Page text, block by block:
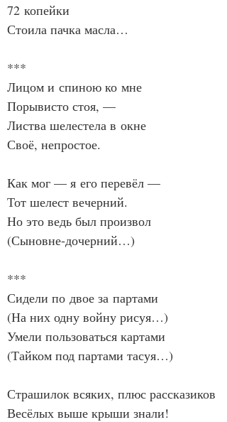
72 копейки
Стоила пачка масла…
***
Лицом и спиною ко мне
Порывисто стоя, —
Листва шелестела в окне
Своё, непростое.
Как мог — я его перевёл —
Тот шелест вечерний.
Но это ведь был произвол
(Сыновне‑дочерний…)
***
Сидели по двое за партами
(На них одну войну рисуя…)
Умели пользоваться картами
(Тайком под партами тасуя…)
Страшилок всяких, плюс рассказиков
Весёлых выше крыши знали!